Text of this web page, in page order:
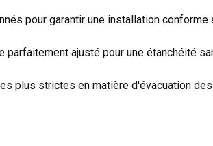
pour garantir une installation conforme
ajusté pour une étanchéité
plus strictes en matière d'évacuation